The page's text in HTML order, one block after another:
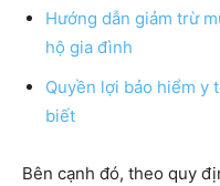
Hướng dẫn giảm trừ
hộ gia đình
Quyền lợi bảo hiểm y
biết
Bên cạnh đó, theo quy